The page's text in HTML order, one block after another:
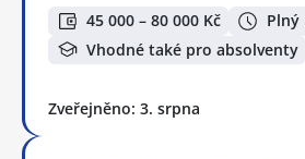
45 000 – 80 000 Kč
Plný
Vhodné také pro absolventy
Zveřejněno: 3. srpna